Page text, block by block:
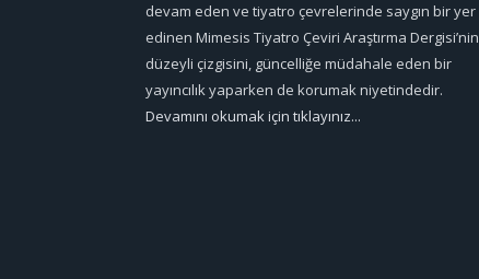
devam eden ve tiyatro çevrelerinde saygın bir yer
edinen Mimesis Tiyatro Çeviri Araştırma Dergisi’nin
düzeyli çizgisini, güncelliğe müdahale eden bir
yayıncılık yaparken de korumak niyetindedir.
Devamını okumak için tıklayınız...